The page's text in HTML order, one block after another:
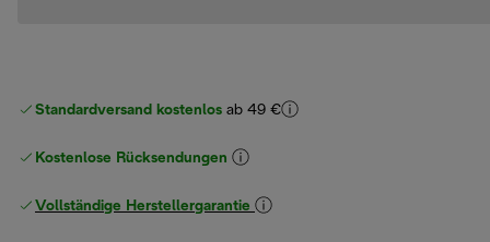
Standardversand kostenlos ab 49 €
Kostenlose Rücksendungen
Vollständige Herstellergarantie